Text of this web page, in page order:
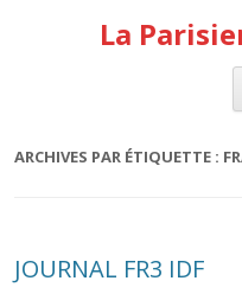
La
ARCHIVES PAR ÉTIQUETTE :
JOURNAL FR3 IDF